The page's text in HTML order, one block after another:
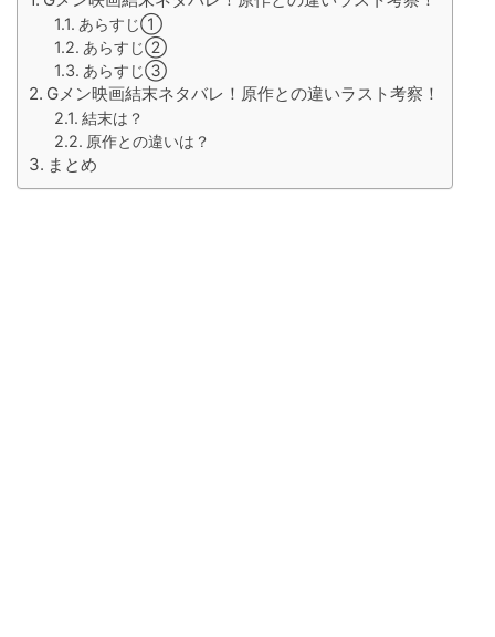
あらすじ①
あらすじ②
あらすじ③
Gメン映画結末ネタバレ！原作との違いラスト考察！
結末は？
原作との違いは？
まとめ